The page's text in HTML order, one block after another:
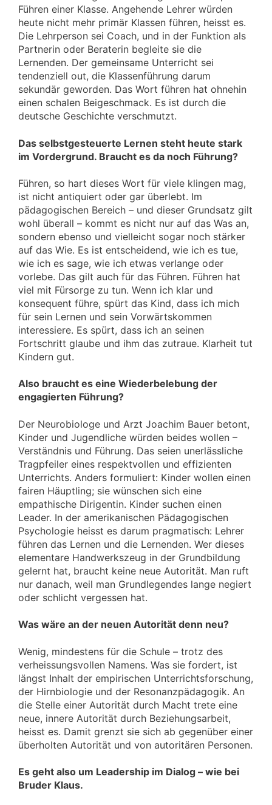
Führen einer Klasse. Angehende Lehrer würden
heute nicht mehr primär Klassen führen, heisst es.
Die Lehrperson sei Coach, und in der Funktion als
Partnerin oder Beraterin begleite sie die
Lernenden. Der gemeinsame Unterricht sei
tendenziell out, die Klassenführung darum
sekundär geworden. Das Wort führen hat ohnehin
einen schalen Beigeschmack. Es ist durch die
deutsche Geschichte verschmutzt.
Das selbstgesteuerte Lernen steht heute stark
im Vordergrund. Braucht es da noch Führung?
Führen, so hart dieses Wort für viele klingen mag,
ist nicht antiquiert oder gar überlebt. Im
pädagogischen Bereich – und dieser Grundsatz gilt
wohl überall – kommt es nicht nur auf das Was an,
sondern ebenso und vielleicht sogar noch stärker
auf das Wie. Es ist entscheidend, wie ich es tue,
wie ich es sage, wie ich etwas verlange oder
vorlebe. Das gilt auch für das Führen. Führen hat
viel mit Fürsorge zu tun. Wenn ich klar und
konsequent führe, spürt das Kind, dass ich mich
für sein Lernen und sein Vorwärtskommen
interessiere. Es spürt, dass ich an seinen
Fortschritt glaube und ihm das zutraue. Klarheit tut
Kindern gut.
Also braucht es eine Wiederbelebung der
engagierten Führung?
Der Neurobiologe und Arzt Joachim Bauer betont,
Kinder und Jugendliche würden beides wollen –
Verständnis und Führung. Das seien unerlässliche
Tragpfeiler eines respektvollen und effizienten
Unterrichts. Anders formuliert: Kinder wollen einen
fairen Häuptling; sie wünschen sich eine
empathische Dirigentin. Kinder suchen einen
Leader. In der amerikanischen Pädagogischen
Psychologie heisst es darum pragmatisch: Lehrer
führen das Lernen und die Lernenden. Wer dieses
elementare Handwerkszeug in der Grundbildung
gelernt hat, braucht keine neue Autorität. Man ruft
nur danach, weil man Grundlegendes lange negiert
oder schlicht vergessen hat.
Was wäre an der neuen Autorität denn neu?
Wenig, mindestens für die Schule – trotz des
verheissungsvollen Namens. Was sie fordert, ist
längst Inhalt der empirischen Unterrichtsforschung,
der Hirnbiologie und der Resonanzpädagogik. An
die Stelle einer Autorität durch Macht trete eine
neue, innere Autorität durch Beziehungsarbeit,
heisst es. Damit grenzt sie sich ab gegenüber einer
überholten Autorität und von autoritären Personen.
Es geht also um Leadership im Dialog – wie bei
Bruder Klaus.